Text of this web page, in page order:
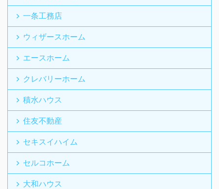
一条工務店
ウィザースホーム
エースホーム
クレバリーホーム
積水ハウス
住友不動産
セキスイハイム
セルコホーム
大和ハウス